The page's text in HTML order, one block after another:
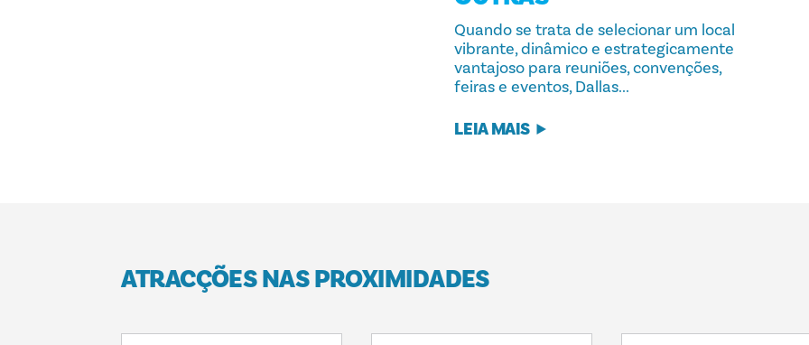
Quando se trata de selecionar um local
vibrante, dinâmico e estrategicamente
vantajoso para reuniões, convenções,
feiras e eventos, Dallas...
LEIA MAIS
ATRACÇÕES NAS PROXIMIDADES